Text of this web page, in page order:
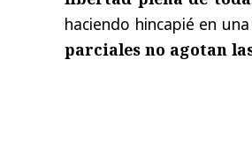
haciendo hincapié en
parciales no agotan